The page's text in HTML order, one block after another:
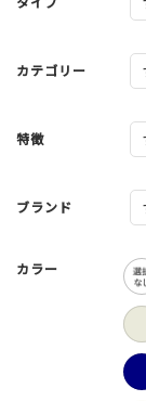
カテゴリー
特徴
ブランド
カラー